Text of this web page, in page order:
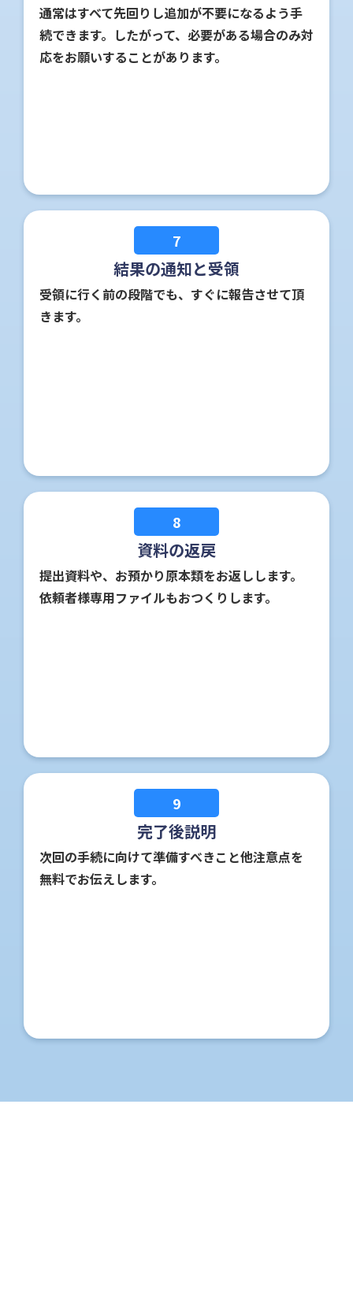
通常はすべて先回りし追加が不要になるよう手
続できます。したがって、必要がある場合のみ対
応をお願いすることがあります。
7
結果の通知と受領
受領に行く前の段階でも、すぐに報告させて頂
きます。
8
資料の返戻
提出資料や、お預かり原本類をお返しします。
依頼者様専用ファイルもおつくりします。
9
完了後説明
次回の手続に向けて準備すべきこと他注意点を
無料でお伝えします。